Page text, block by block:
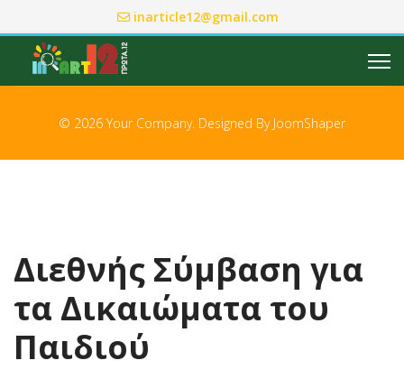
inarticle12@gmail.com
© 2026 Your Company. Designed By JoomShaper
Διεθνής Σύμβαση για
τα Δικαιώματα του
Παιδιού